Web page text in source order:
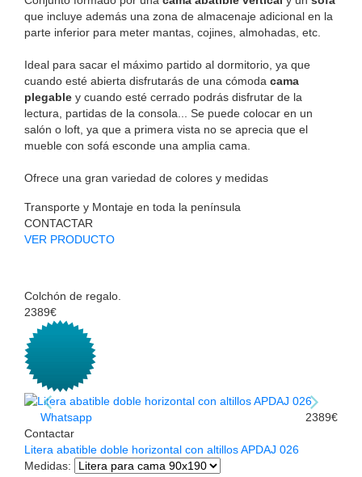
que incluye además una zona de almacenaje adicional en la
parte inferior para meter mantas, cojines, almohadas, etc.
Ideal para sacar el máximo partido al dormitorio, ya que
cuando esté abierta disfrutarás de una cómoda cama
plegable y cuando esté cerrado podrás disfrutar de la
lectura, partidas de la consola... Se puede colocar en un
salón o loft, ya que a primera vista no se aprecia que el
mueble con sofá esconde una amplia cama.
Ofrece una gran variedad de colores y medidas
Transporte y Montaje en toda la península
CONTACTAR
VER PRODUCTO
Colchón de regalo.
2389€
Whatsapp
Contactar
2389€
Litera abatible doble horizontal con altillos APDAJ 026
Medidas: